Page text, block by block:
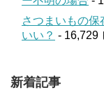
さつまいもの
いい？ - 16,729
新着記事